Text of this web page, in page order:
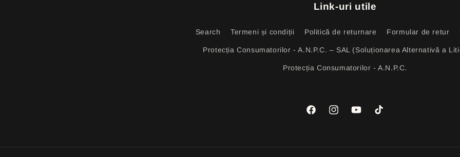
Link-uri utile
Search Termeni și condiții Politică de returnare Formular de retur
Protecția Consumatorilor - A.N.P.C. – SAL (Soluționarea Alternativă a
Protecția Consumatorilor - A.N.P.C.
FacebookInstagramYouTubeTikTok